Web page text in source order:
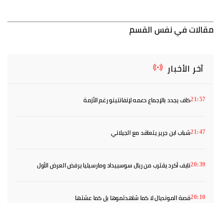
مقالات في نفس القسم
آخر الأخبار
21:57كاف يجدد بالإجماع دعمه لإنفانتينو رغم الأزمة
21:47شباب ابن جرير يتعاقد مع الجيلاني
20:39نايف أكرد يقترب من ريال سوسييداد ومارسيليا يرفض العرض الأول
20:10قصة المونديال لا كما شاهدتموها بل كما عشتها